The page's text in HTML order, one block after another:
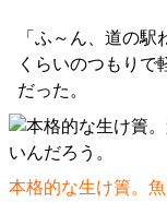
「ふ～ん、道の駅
くらいのつもりで
だった。
本格的な生け簀。